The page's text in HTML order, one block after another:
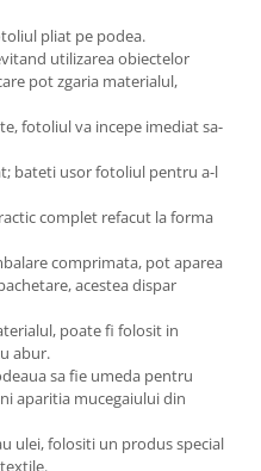
pliat pe podea.
utilizarea obiectelor
pot zgaria materialul,
fotoliul va incepe imediat sa-
bateti usor fotoliul pentru a-l
complet refacut la forma
comprimata, pot aparea
acestea dispar
poate fi folosit in
abur.
sa fie umeda pentru
aparitia mucegaiului din
ulei, folositi un produs special